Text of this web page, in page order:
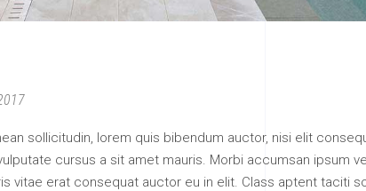
sollicitudin, lorem quis bibendum auctor, nisi elit
cursus a sit amet mauris. Morbi accumsan ipsum
vitae erat consequat auctor eu in elit. Class aptent taciti